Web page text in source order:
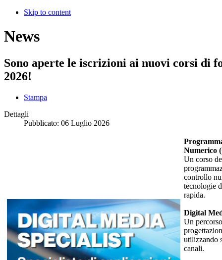
Skip to content
News
Sono aperte le iscrizioni ai nuovi corsi di
2026!
Stampa
Dettagli
Pubblicato: 06 Luglio 2026
Numerico
Un corso
controllo
tecnologie
rapida.
Digital
Un
utilizzando
canali.